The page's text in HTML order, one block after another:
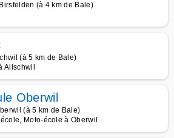
(à 4 km de Bale)
(à 5 km de Bale)
Allschwil
Oberwil
(à 5 km de Bale)
Moto-école à Oberwil